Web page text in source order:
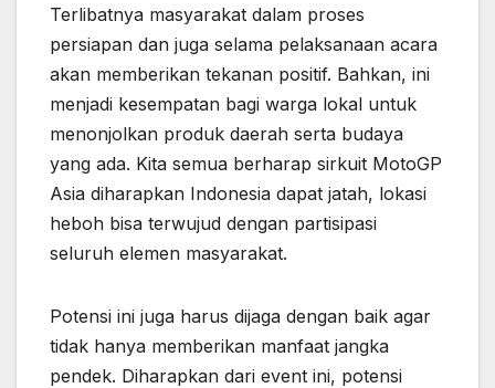
Terlibatnya masyarakat dalam proses
persiapan dan juga selama pelaksanaan acara
akan memberikan tekanan positif. Bahkan, ini
menjadi kesempatan bagi warga lokal untuk
menonjolkan produk daerah serta budaya
yang ada. Kita semua berharap sirkuit MotoGP
Asia diharapkan Indonesia dapat jatah, lokasi
heboh bisa terwujud dengan partisipasi
seluruh elemen masyarakat.
Potensi ini juga harus dijaga dengan baik agar
tidak hanya memberikan manfaat jangka
pendek. Diharapkan dari event ini, potensi